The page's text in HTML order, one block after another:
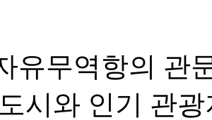
유무역항의 관
시와 인기 관